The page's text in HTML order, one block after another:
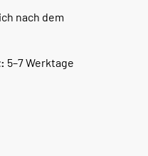
nach dem
5–7 Werktage